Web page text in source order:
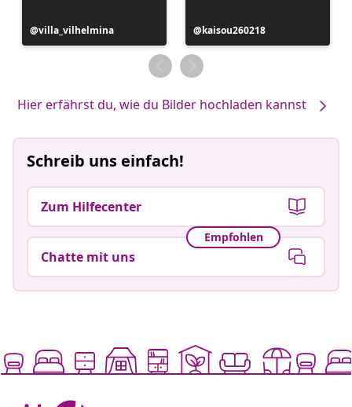
Beitrag
veröffentlicht
villa_vilhelmina
Beitrag
veröffentlicht
von
kaisou260218
Hier erfährst du, wie du Bilder hochladen kannst
Schreib uns einfach!
Zum Hilfecenter
Empfohlen
Chatte mit uns